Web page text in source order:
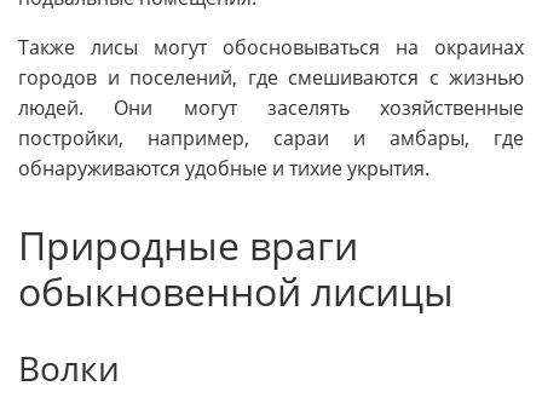
Также лисы могут обосновываться на окраинах
городов и поселений, где смешиваются с жизнью
людей. Они могут заселять хозяйственные
постройки, например, сараи и амбары, где
обнаруживаются удобные и тихие укрытия.
Природные враги
обыкновенной лисицы
Волки